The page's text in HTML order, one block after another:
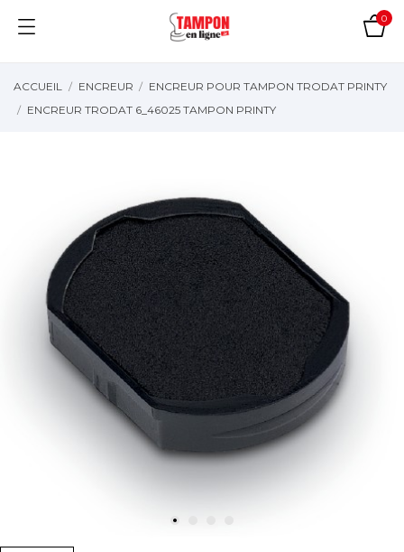
0
ACCUEIL ENCREUR
ENCREUR POUR TAMPON TRODAT PRINTY
ENCREUR TRODAT 6_46025 TAMPON PRINTY